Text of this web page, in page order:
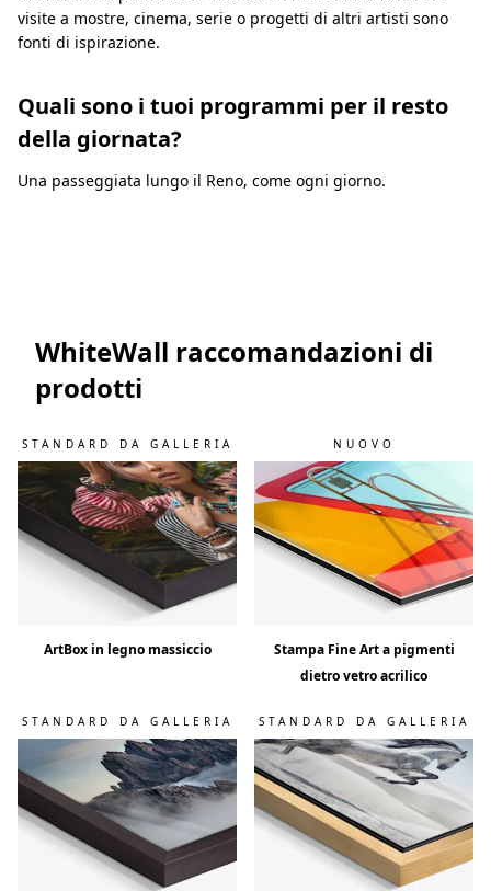
visite a mostre, cinema, serie o progetti di altri artisti sono
fonti di ispirazione.
Quali sono i tuoi programmi per il resto
della giornata?
Una passeggiata lungo il Reno, come ogni giorno.
WhiteWall raccomandazioni di
prodotti
STANDARD DA GALLERIA
ArtBox in legno massiccio
NUOVO
Stampa Fine Art a pigmenti
dietro vetro acrilico
STANDARD DA GALLERIA STANDARD DA GALLERIA